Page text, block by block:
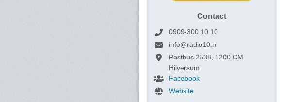
Contact
0909-300 10 10
info@radio10.nl
Postbus 2538, 1200 CM
Hilversum
Facebook
Website